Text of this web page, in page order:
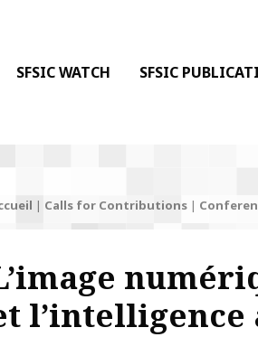
& de la Communication
SFSIC WATCH SFSIC
| Calls for Contributions|